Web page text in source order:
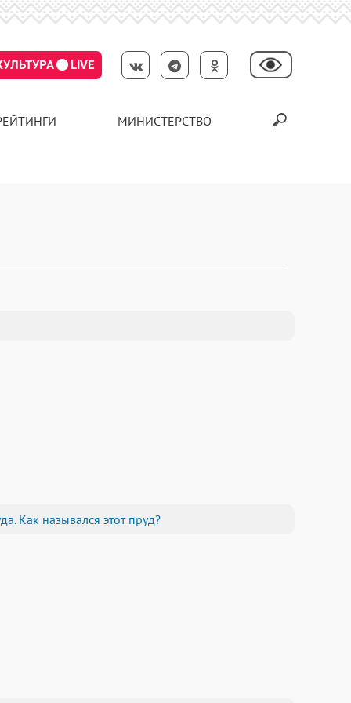
LIVE
МИНИСТЕРСТВО
Как назывался этот пруд?